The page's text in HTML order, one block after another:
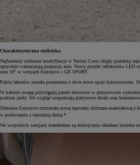
Charakterystyczna stylistyka
Najbardziej widoczne modyfikacje w Yarisie Cross objęły przednią
optycznie wzmacniają proporcje auta. Nowy projekt reflektorów LED
oraz 18" w wersjach Executive i GR SPORT.
Paleta lakierów została poszerzona o dwie nowe opcje
W kabinie uwagę przyciągają panele drzwiowe w platynowym
podczas jazdy. Ich wygląd uzupełniają platynowe detale oraz
Odmiana Executive otrzymała nową tapicerkę skórzano-materiałową
w porównaniu z naturalną skórą.*
We wszystkich wersjach standardem są elektrycznie składane